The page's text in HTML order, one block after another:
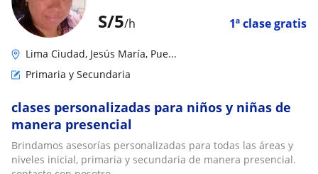
S/5/h 1ª clase gratis
Lima Ciudad, Jesús María, Pue...
Primaria y Secundaria
clases personalizadas para niños y niñas de
manera presencial
Brindamos asesorías personalizadas para todas las áreas y
niveles inicial, primaria y secundaria de manera presencial.